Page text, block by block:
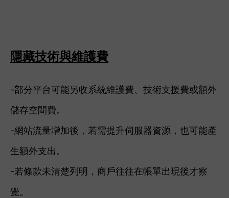
隱藏技術與維護費
-部分平台可能另收系統維護費、技術支援費或額外
儲存空間費。
-網站流量增加後，若需提升伺服器資源，也可能產
生額外支出。
-若條款未清楚列明，商戶往往在帳單出現後才察
覺。